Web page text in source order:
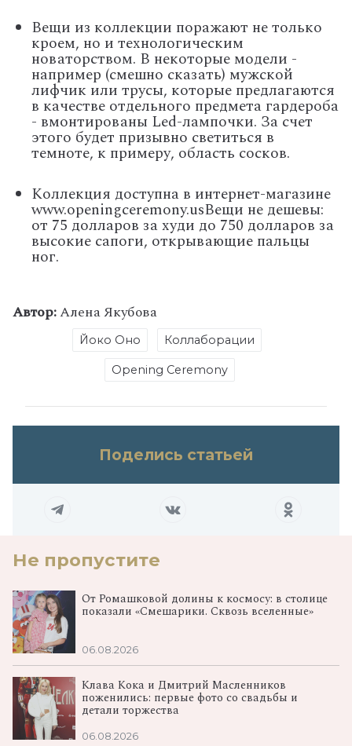
Вещи из коллекции поражают не только
кроем, но и технологическим
новаторством. В некоторые модели -
например (смешно сказать) мужской
лифчик или трусы, которые предлагаются
в качестве отдельного предмета гардероба
- вмонтированы Led-лампочки. За счет
этого будет призывно светиться в
темноте, к примеру, область сосков.
Коллекция доступна в интернет-магазине
www.openingceremony.usВещи не дешевы:
от 75 долларов за худи до 750 долларов за
высокие сапоги, открывающие пальцы
ног.
Автор:Алена Якубова
Йоко Оно Коллаборации
Opening Ceremony
Поделись статьей
Не пропустите
От Ромашковой долины к космосу: в столице
показали «Смешарики. Сквозь вселенные»
06.08.2026
Клава Кока и Дмитрий Масленников
поженились: первые фото со свадьбы и
детали торжества
06.08.2026